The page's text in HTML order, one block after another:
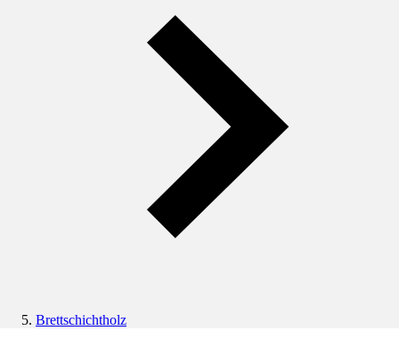
Brettschichtholz